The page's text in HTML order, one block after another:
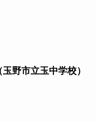
野市立玉中学校）